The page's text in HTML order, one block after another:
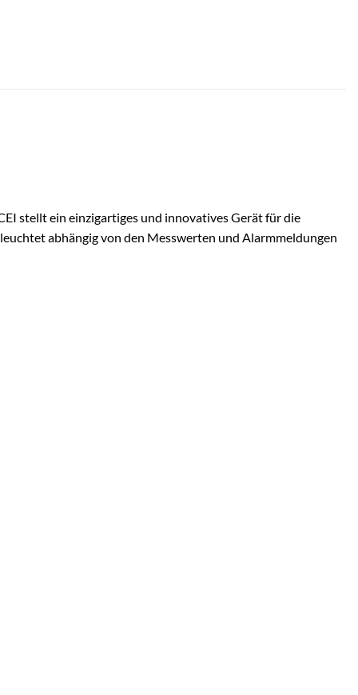
stellt ein einzigartiges und innovatives Gerät für die
abhängig von den Messwerten und Alarmmeldungen